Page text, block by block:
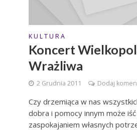
K U L T U R A
Koncert
Wrażliwa
2 Grudnia 2011 Dodaj
Czy drzemiąca w nas
dobra i pomocy innym może
zaspokajaniem własnych